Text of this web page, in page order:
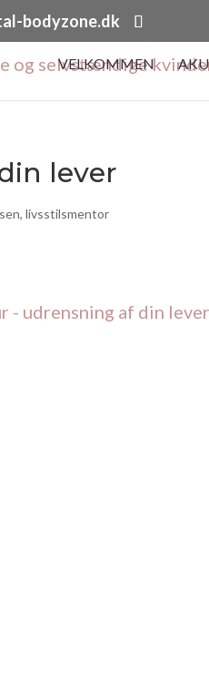
bodyzone.dk
VELKOMMEN
lever
livsstilsmentor